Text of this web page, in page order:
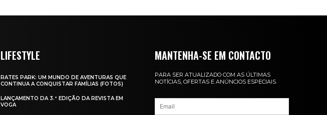
LIFESTYLE
RATES PARK: UM MUNDO DE AVENTURAS QUE
CONTINUA A CONQUISTAR FAMÍLIAS (FOTOS)
LANÇAMENTO DA 3.ª EDIÇÃO DA REVISTA EM
VOGA
MANTENHA-SE EM CONTACTO
PARA SER ATUALIZADO COM AS ÚLTIMAS
NOTÍCIAS, OFERTAS E ANÚNCIOS ESPECIAIS.